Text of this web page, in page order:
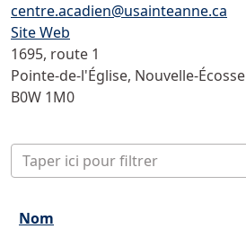
centre.acadien@usainteanne.ca
Site Web
1695, route 1
Pointe-de-l'Église, Nouvelle-Écosse
B0W 1M0
Saisir partie du titre
Nom